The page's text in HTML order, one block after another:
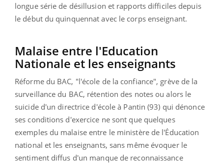
longue série de désillusion et rapports difficiles depuis
le début du quinquennat avec le corps enseignant.
Malaise entre l'Education
Nationale et les enseignants
Réforme du BAC, "l'école de la confiance", grève de la
surveillance du BAC, rétention des notes ou alors le
suicide d'un directrice d'école à Pantin (93) qui dénonce
ses conditions d'exercice ne sont que quelques
exemples du malaise entre le ministère de l'Éducation
national et les enseignants, sans même évoquer le
sentiment diffus d'un manque de reconnaissance